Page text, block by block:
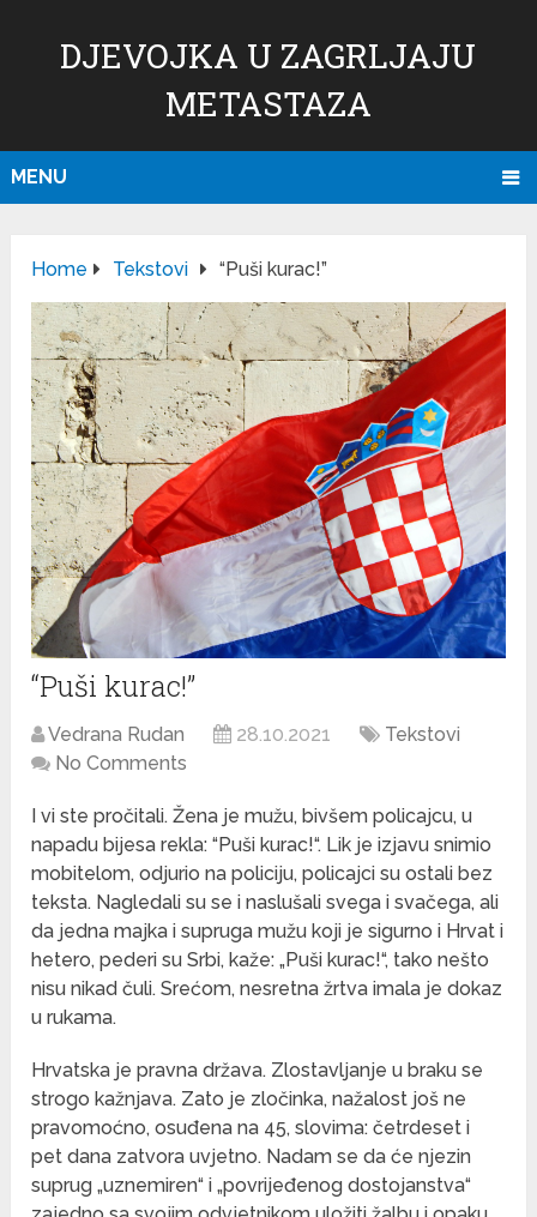
DJEVOJKA U ZAGRLJAJU
METASTAZA
MENU
Home Tekstovi “Puši kurac!”
“Puši kurac!”
Vedrana Rudan 28.10.2021
Tekstovi
No Comments
I vi ste pročitali. Žena je mužu, bivšem policajcu, u
napadu bijesa rekla: “Puši kurac!“. Lik je izjavu snimio
mobitelom, odjurio na policiju, policajci su ostali bez
teksta. Nagledali su se i naslušali svega i svačega, ali
da jedna majka i supruga mužu koji je sigurno i Hrvat i
hetero, pederi su Srbi, kaže: „Puši kurac!“, tako nešto
nisu nikad čuli. Srećom, nesretna žrtva imala je dokaz
u rukama.
Hrvatska je pravna država. Zlostavljanje u braku se
strogo kažnjava. Zato je zločinka, nažalost još ne
pravomoćno, osuđena na 45, slovima: četrdeset i
pet dana zatvora uvjetno. Nadam se da će njezin
suprug „uznemiren“ i „povrijeđenog dostojanstva“